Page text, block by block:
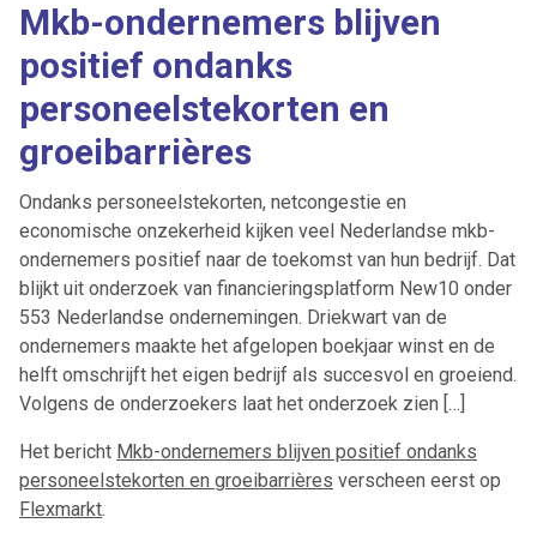
Mkb-ondernemers blijven
positief ondanks
personeelstekorten en
groeibarrières
Ondanks personeelstekorten, netcongestie en
economische onzekerheid kijken veel Nederlandse mkb-
ondernemers positief naar de toekomst van hun bedrijf. Dat
blijkt uit onderzoek van financieringsplatform New10 onder
553 Nederlandse ondernemingen. Driekwart van de
ondernemers maakte het afgelopen boekjaar winst en de
helft omschrijft het eigen bedrijf als succesvol en groeiend.
Volgens de onderzoekers laat het onderzoek zien […]
Het bericht Mkb-ondernemers blijven positief ondanks
personeelstekorten en groeibarrières verscheen eerst op
Flexmarkt.